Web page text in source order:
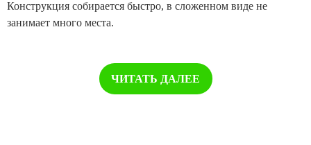
Конструкция собирается быстро, в сложенном виде не
занимает много места.
ЧИТАТЬ ДАЛЕЕ